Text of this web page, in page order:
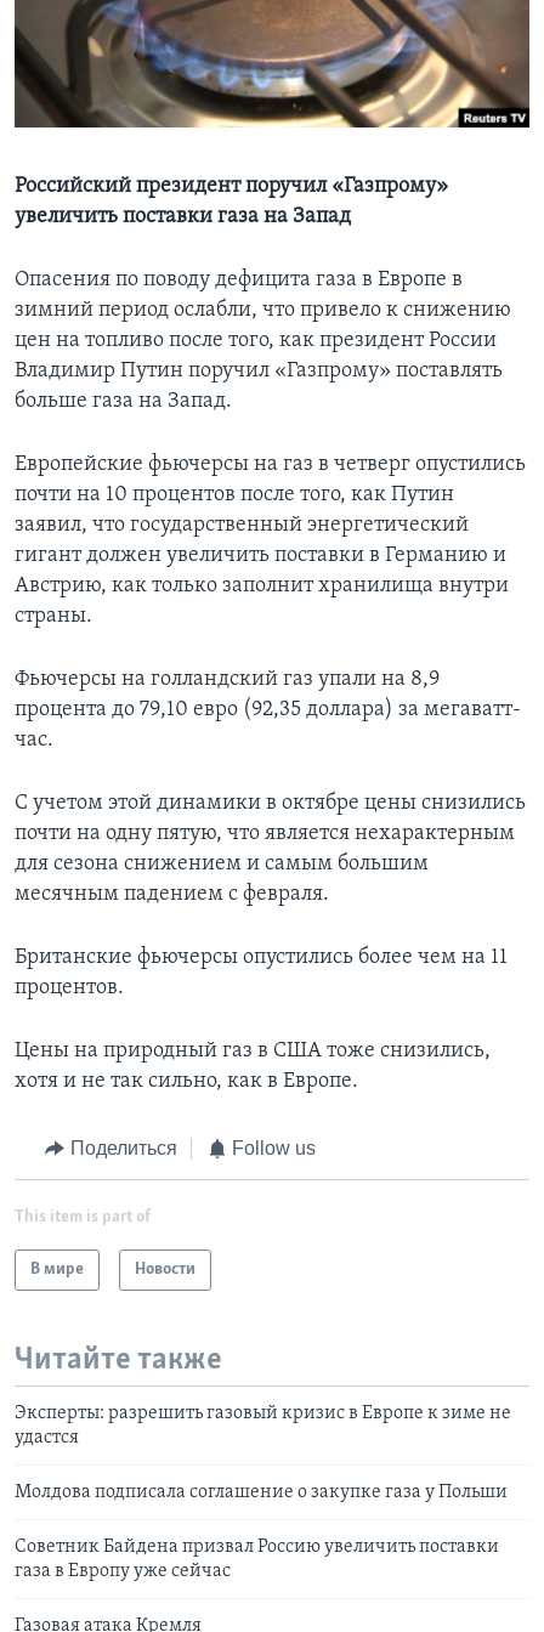
Learning English
СОЦИАЛЬНЫЕ СЕТИ
Языки
Российский президент поручил «Газпрому»
увеличить поставки газа на Запад
Опасения по поводу дефицита газа в Европе в
зимний период ослабли, что привело к снижению
цен на топливо после того, как президент России
Владимир Путин поручил «Газпрому» поставлять
больше газа на Запад.
Европейские фьючерсы на газ в четверг опустились
почти на 10 процентов после того, как Путин
заявил, что государственный энергетический
гигант должен увеличить поставки в Германию и
Австрию, как только заполнит хранилища внутри
страны.
Фьючерсы на голландский газ упали на 8,9
процента до 79,10 евро (92,35 доллара) за мегаватт-
час.
С учетом этой динамики в октябре цены снизились
почти на одну пятую, что является нехарактерным
для сезона снижением и самым большим
месячным падением с февраля.
Британские фьючерсы опустились более чем на 11
процентов.
Цены на природный газ в США тоже снизились,
хотя и не так сильно, как в Европе.
Поделиться Follow us
This item is part of
В мире Новости
Читайте также
Эксперты: разрешить газовый кризис в Европе к зиме не
удастся
Молдова подписала соглашение о закупке газа у Польши
Советник Байдена призвал Россию увеличить поставки
газа в Европу уже сейчас
Газовая атака Кремля